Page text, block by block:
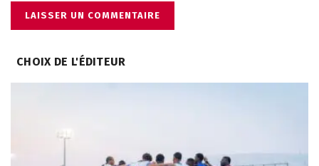
CHOIX DE L'ÉDITEUR